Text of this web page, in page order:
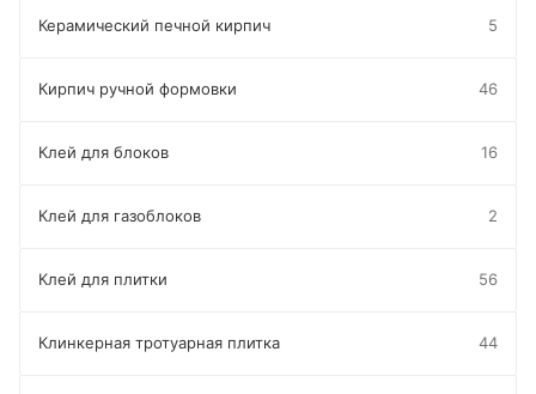
Керамический печной кирпич 5
Кирпич ручной формовки 46
Клей для блоков 16
Клей для газоблоков 2
Клей для плитки 56
Клинкерная тротуарная плитка 44